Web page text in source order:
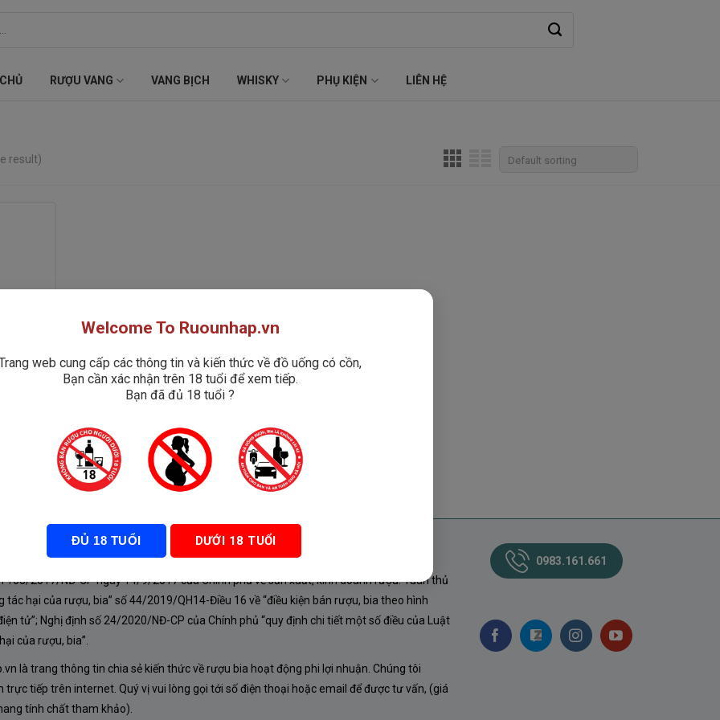
RƯỢU VANG VANG BỊCH WHISKY PHỤ KIỆN LIÊN HỆ
result)
SÁCH
105/2017/NĐ-CP ngày 14/9/2017 của Chính phủ về sản xuất, kinh doanh rượu. Tuân thủ
tác hại của rượu, bia” số 44/2019/QH14-Điều 16 về “điều kiện bán rượu, bia theo hình
tử”; Nghị định số 24/2020/NĐ-CP của Chính phủ “quy định chi tiết một số điều của Luật
của rượu, bia”.
là trang thông tin chia sẻ kiến thức về rượu bia hoạt động phi lợi nhuận. Chúng tôi
trực tiếp trên internet. Quý vị vui lòng gọi tới số điện thoại hoặc email để được tư vấn, (giá
tính chất tham khảo).
0983.161.661
Welcome To Ruounhap.vn
web cung cấp các thông tin và kiến thức về đồ uống có cồn,
Bạn cần xác nhận trên 18 tuổi để xem tiếp.
Bạn đã đủ 18 tuổi ?
ĐỦ 18 TUỔI DƯỚI 18 TUỔI